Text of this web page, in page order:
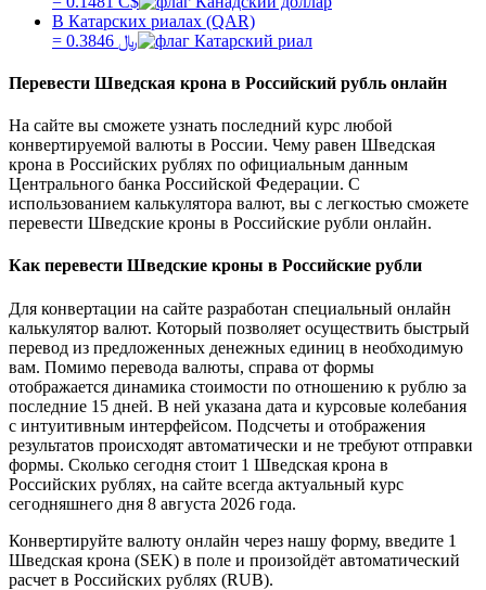
В Катарских риалах (QAR)
= 0.3846 ﷼
Перевести Шведская крона в Российский рубль онлайн
На сайте вы сможете узнать последний курс любой
конвертируемой валюты в России. Чему равен Шведская
крона в Российских рублях по официальным данным
Центрального банка Российской Федерации. С
использованием калькулятора валют, вы с легкостью сможете
перевести Шведские кроны в Российские рубли онлайн.
Как перевести Шведские кроны в Российские рубли
Для конвертации на сайте разработан специальный онлайн
калькулятор валют. Который позволяет осуществить быстрый
перевод из предложенных денежных единиц в необходимую
вам. Помимо перевода валюты, справа от формы
отображается динамика стоимости по отношению к рублю за
последние 15 дней. В ней указана дата и курсовые колебания
с интуитивным интерфейсом. Подсчеты и отображения
результатов происходят автоматически и не требуют отправки
формы. Сколько сегодня стоит 1 Шведская крона в
Российских рублях, на сайте всегда актуальный курс
сегодняшнего дня 8 августа 2026 года.
Конвертируйте валюту онлайн через нашу форму, введите 1
Шведская крона (SEK) в поле и произойдёт автоматический
расчет в Российских рублях (RUB).